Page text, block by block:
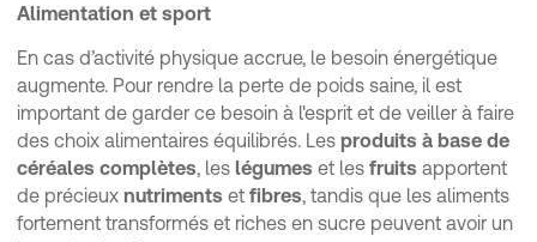
Alimentation et sport
En cas d’activité physique accrue, le besoin énergétique
augmente. Pour rendre la perte de poids saine, il est
important de garder ce besoin à l'esprit et de veiller à faire
des choix alimentaires équilibrés. Les produits à base de
céréales complètes, les légumes et les fruits apportent
de précieux nutriments et fibres, tandis que les aliments
fortement transformés et riches en sucre peuvent avoir un